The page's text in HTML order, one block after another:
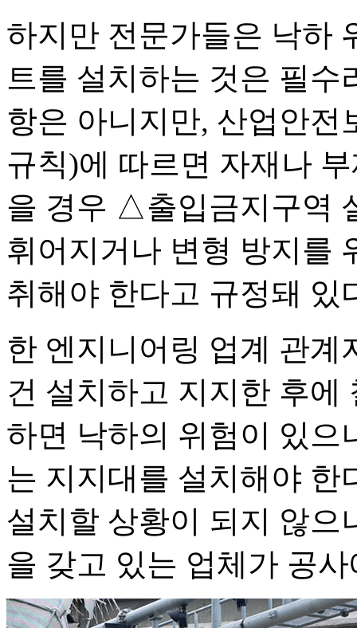
하지만 전문가들은 낙하
트를 설치하는 것은 필수
항은 아니지만, 산업안
규칙)에 따르면 자재나
을 경우 △출입금지구역
휘어지거나 변형 방지를
취해야 한다고 규정돼 있
한 엔지니어링 업계 관
건 설치하고 지지한 후
하면 낙하의 위험이 있으
는 지지대를 설치해야
설치할 상황이 되지 않으
을 갖고 있는 업체가 공